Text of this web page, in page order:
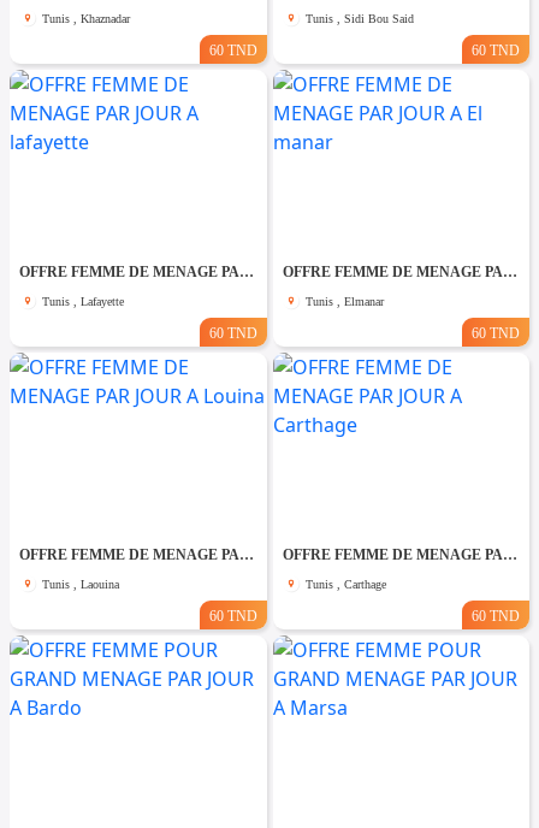
Tunis , Khaznadar
60 TND
Tunis , Sidi Bou Said
60 TND
OFFRE FEMME DE MENAGE PAR JOUR A lafayette
Tunis , Lafayette
60 TND
OFFRE FEMME DE MENAGE PAR JOUR A El manar
Tunis , Elmanar
60 TND
OFFRE FEMME DE MENAGE PAR JOUR A Louina
Tunis , Laouina
60 TND
OFFRE FEMME DE MENAGE PAR JOUR A Carthage
Tunis , Carthage
60 TND